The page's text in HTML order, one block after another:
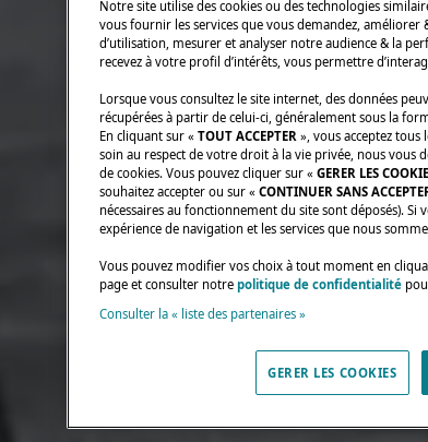
Notre site utilise des cookies ou des technologies
vous fournir les services que vous demandez,
d’utilisation, mesurer et analyser notre audience & la
recevez à votre profil d’intérêts, vous permettre
Lorsque vous consultez le site internet, des données
récupérées à partir de celui-ci, généralement sous la
En cliquant sur « TOUT ACCEPTER », vous acceptez tous
soin au respect de votre droit à la vie privée, nous vous
de cookies. Vous pouvez cliquer sur « GERER LES
souhaitez accepter ou sur « CONTINUER SANS
nécessaires au fonctionnement du site sont déposés). Si
expérience de navigation et les services que nous
Vous pouvez modifier vos choix à tout moment en
page et consulter notre politique de confidentialité
Consulter la « liste des partenaires »
GERER LES COOKIES